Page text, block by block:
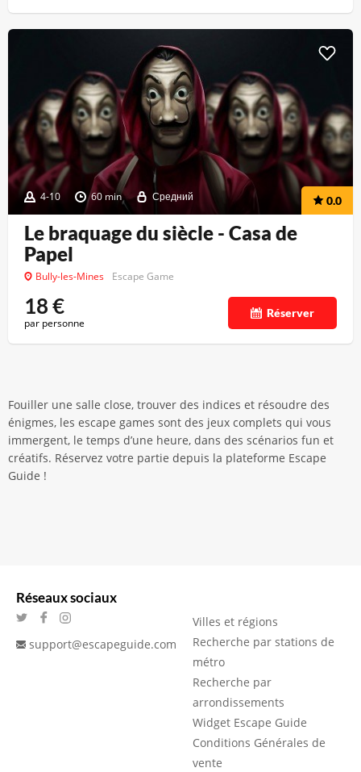
4-10 60 min Средний 0.0
Le braquage du siècle - Casa de
Papel
Bully-les-Mines Escape Game
18€
par personne
Réserver
Fouiller une salle close, trouver des indices et résoudre des
énigmes, les escape games sont des jeux complets qui vous
immergent, le temps d’une heure, dans des scénarios fun et
créatifs. Réservez votre partie depuis la plateforme Escape
Guide !
Réseaux sociaux
support@escapeguide.com
Villes et régions
Recherche par stations de
métro
Recherche par
arrondissements
Widget Escape Guide
Conditions Générales de
vente